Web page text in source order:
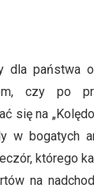
dla państwa
czy po
się na
w bogatych
którego
na